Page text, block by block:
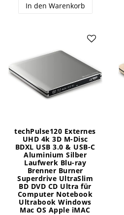
In den Warenkorb
techPulse120 Externes
UHD 4k 3D M-Disc
BDXL USB 3.0 & USB-C
Aluminium Silber
Laufwerk Blu-ray
Brenner Burner
Superdrive UltraSlim
BD DVD CD Ultra für
Computer Notebook
Ultrabook Windows
Mac OS Apple iMAC